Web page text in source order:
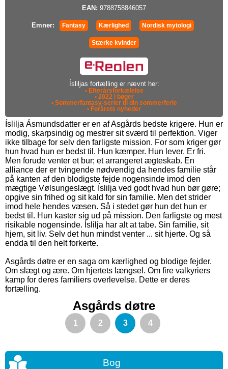
EAN: 9788758846057
Emner: Fantasy Kærlighed Nordisk mytologi
Stærke kvinder
Ísliljas fortælling er nævnt her:
• Efterårsforkælelse
• 2022 i bøger
• Sommerfantasy-serier til din sommerferie
• Forårets nyheder
Íslilja Ásmundsdatter er en af Asgårds bedste krigere. Hun er
modig, skarpsindig og mestrer sit sværd til perfektion. Viger
ikke tilbage for selv den farligste mission. For som kriger gør
hun hvad hun er bedst til. Hun kæmper. Hun lever. Er fri.
Men forude venter et bur; et arrangeret ægteskab. En
alliance der er tvingende nødvendig da hendes familie står
på kanten af den blodigste fejde nogensinde imod den
mægtige Vølsungeslægt. Íslilja ved godt hvad hun bør gøre;
opgive sin frihed og sit kald for sin familie. Men det strider
imod hele hendes væsen. Så i stedet gør hun det hun er
bedst til. Hun kaster sig ud på mission. Den farligste og mest
risikable nogensinde. Íslilja har alt at tabe. Sin familie, sit
hjem, sit liv. Selv det hun mindst venter ... sit hjerte. Og så
endda til den helt forkerte.
Asgårds døtre er en saga om kærlighed og blodige fejder.
Om slægt og ære. Om hjertets længsel. Om fire valkyriers
kamp for deres familiers overlevelse. Dette er deres
fortælling.
Asgårds døtre
1 2 3 4
Bog